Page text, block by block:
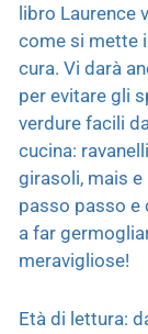
libro Laurence
come si mette
cura. Vi darà
per evitare gli
verdure facili
cucina:
girasoli, mais
passo passo e
a far
meravigliose!
Età di lettura: